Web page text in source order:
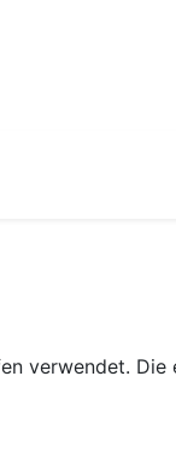
verwendet.